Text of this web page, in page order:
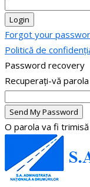
Forgot your
Politică de
Password recovery
Recuperați-vă parola
O parola va fi